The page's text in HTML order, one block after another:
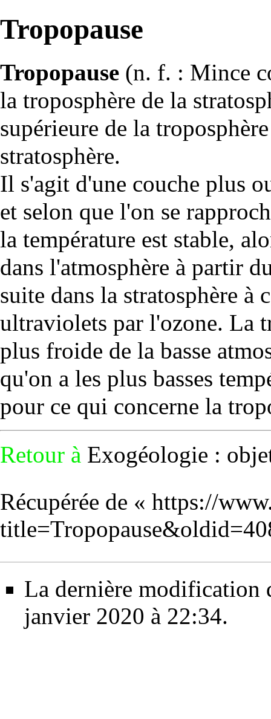
Tropopause
Tropopause (n. f. : Mince
la troposphère de la
supérieure de la
stratosphère.
Il s'agit d'une couche plus
et selon que l'on se
la température est stable,
dans l'atmosphère à partir
suite dans la stratosphère à
ultraviolets par l'ozone. La
plus froide de la basse
qu'on a les plus basses
pour ce qui concerne la
Retour à Exogéologie :
Récupérée de « https://
La dernière modification
janvier 2020 à 22:34.